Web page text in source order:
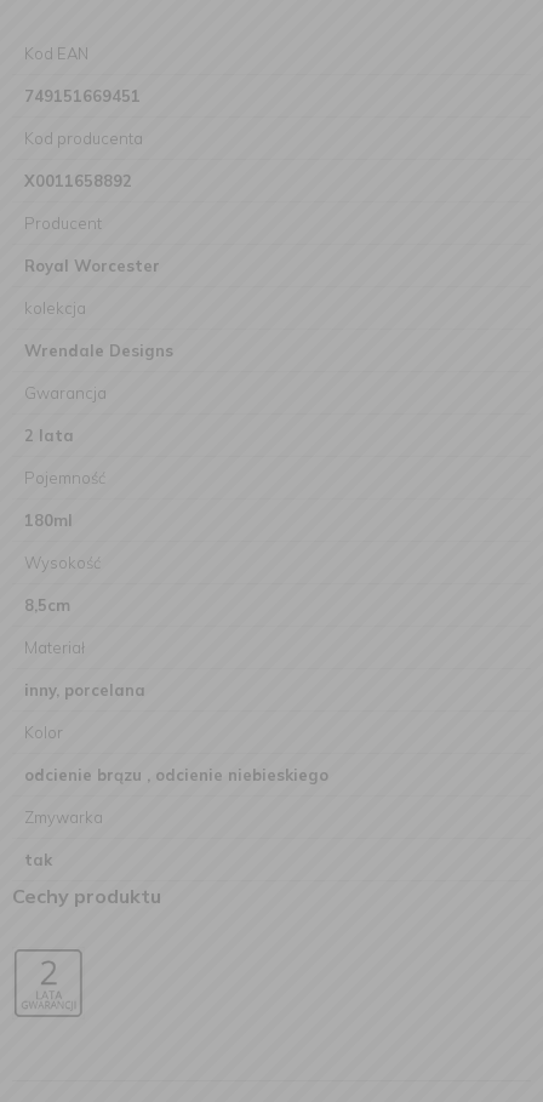
Kod EAN
749151669451
Kod producenta
X0011658892
Producent
Royal Worcester
kolekcja
Wrendale Designs
Gwarancja
2 lata
Pojemność
180ml
Wysokość
8,5cm
Materiał
inny, porcelana
Kolor
odcienie brązu , odcienie niebieskiego
Zmywarka
tak
Cechy produktu